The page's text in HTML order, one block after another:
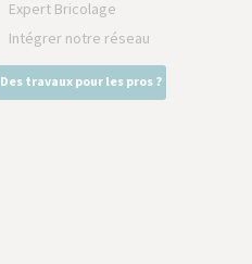
Expert Bricolage
Intégrer notre réseau
Des travaux pour les pros ?